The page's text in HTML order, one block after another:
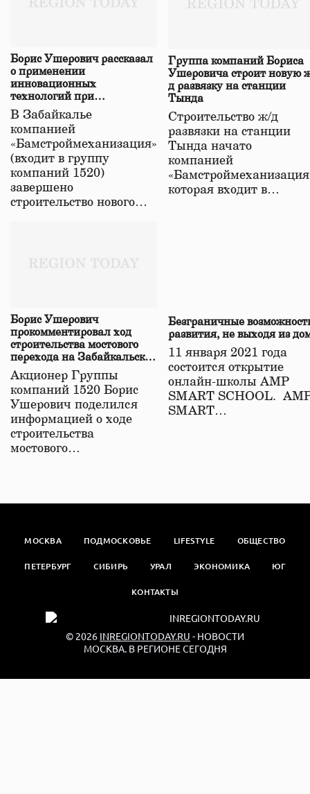
Борис Ушерович рассказал
о применении
инновационных
технологий при
строительстве нового моста
в Забайкалье
В Забайкалье
компанией
«Бамстроймеханизация»
(входит в группу
компаний 1520)
завершено
строительство нового…
Группа компаний Бориса
Ушеровича строит новую
д развязку на станции
Тында
Строительство ж/д
развязки на станции
Тында начато
компанией
которая входит в…
Борис Ушерович
прокомментировал ход
строительства мостового
перехода на Забайкальской
железной дороге
Акционер Группы
компаний 1520 Борис
Ушерович поделился
информацией о ходе
строительства
мостового…
Безграничные
развития, не выходя из
11 января 2021 года
состоится открытие
онлайн-школы АМР
SMART SCHOOL.
SMART…
МОСКВА ПОДМОСКОВЬЕ LIFESTYLE ОБЩЕСТВО
ПЕТЕРБУРГ СИБИРЬ УРАЛ ЭКОНОМИКА ЮГ
КОНТАКТЫ
© 2026 INREGIONTODAY.RU - НОВОСТИ
МОСКВА. В РЕГИОНЕ СЕГОДНЯ